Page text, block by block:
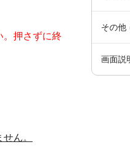
その他
画面説
。押さずに終
ん。